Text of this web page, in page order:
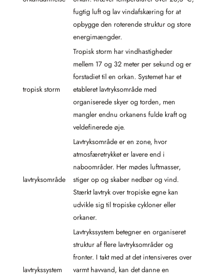
fugtig luft og lav vindafskæring for at
opbygge den roterende struktur og store
energimængder.
tropisk storm
Tropisk storm har vindhastigheder
mellem 17 og 32 meter per sekund og er
forstadiet til en orkan. Systemet har et
etableret lavtryksområde med
organiserede skyer og torden, men
mangler endnu orkanens fulde kraft og
veldefinerede øje.
lavtryksområde
Lavtryksområde er en zone, hvor
atmosfæretrykket er lavere end i
naboområder. Her mødes luftmasser,
stiger op og skaber nedbør og vind.
Stærkt lavtryk over tropiske egne kan
udvikle sig til tropiske cykloner eller
orkaner.
lavtrykssystem
Lavtrykssystem betegner en organiseret
struktur af flere lavtryksområder og
fronter. I takt med at det intensiveres over
varmt havvand, kan det danne en